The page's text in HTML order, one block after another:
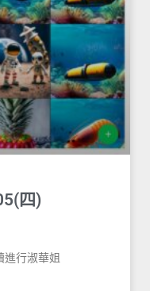
四)
進行淑華姐